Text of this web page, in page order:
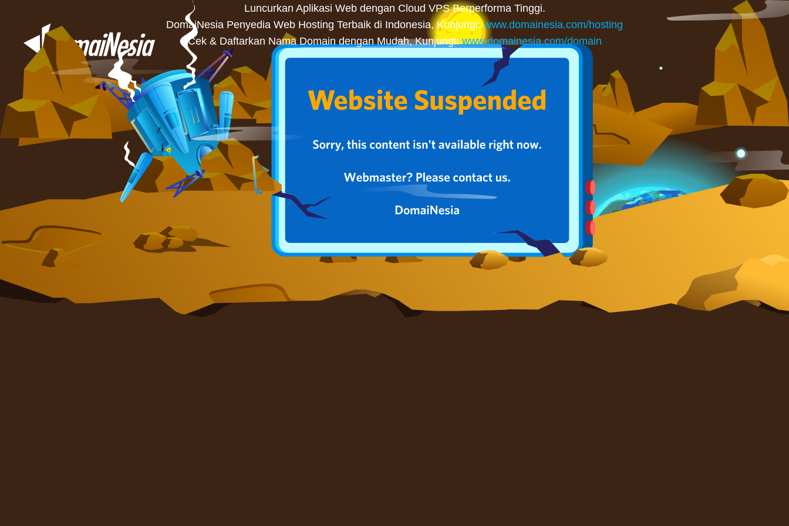
Luncurkan Aplikasi Web dengan Cloud VPS Berperforma Tinggi.
DomaiNesia Penyedia Web Hosting Terbaik di Indonesia, Kunjungi:www.domainesia.com/hosting
Cek & Daftarkan Nama Domain dengan Mudah, Kunjungi:www.domainesia.com/domain